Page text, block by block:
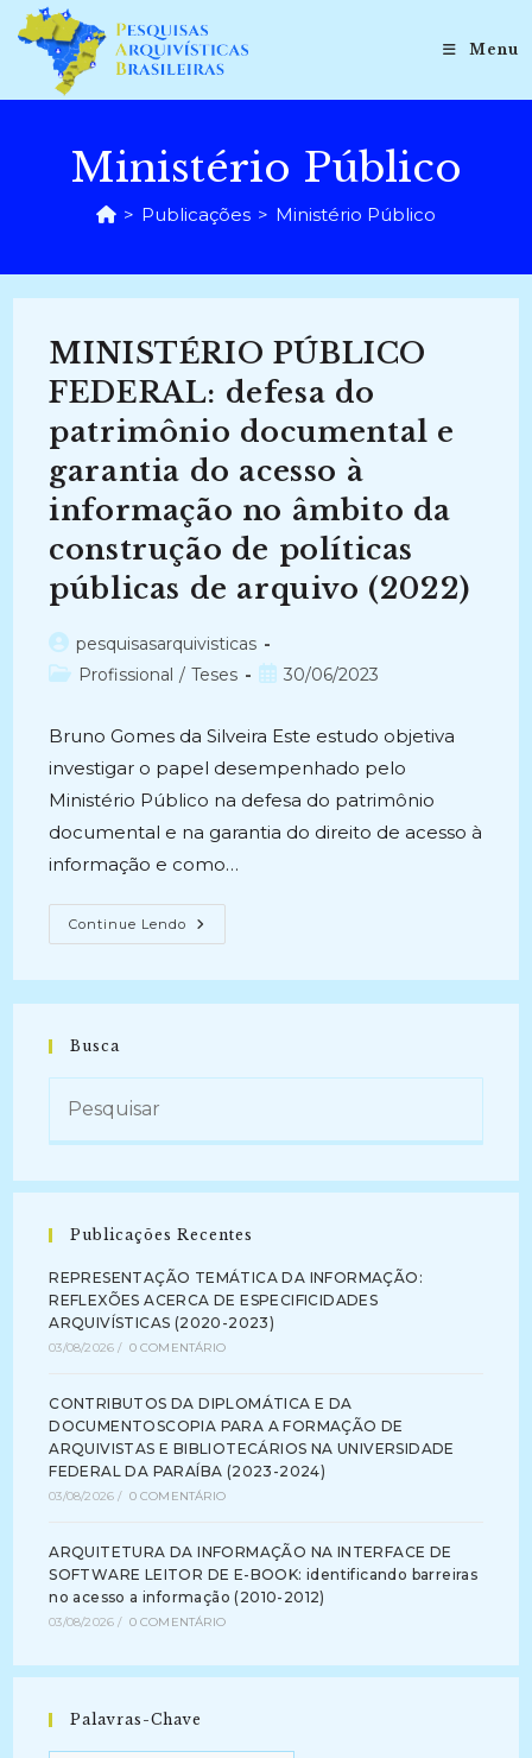
para
conteúdo
Menu
Ministério Público
> Publicações > Ministério Público
MINISTÉRIO PÚBLICO
FEDERAL: defesa do
patrimônio documental e
garantia do acesso à
informação no âmbito da
construção de políticas
públicas de arquivo (2022)
Autor
do
pesquisasarquivisticas
Categoria
Profissional / Teses
Post30/06/2023
Bruno Gomes da Silveira Este estudo objetiva
investigar o papel desempenhado pelo
Ministério Público na defesa do patrimônio
documental e na garantia do direito de acesso à
informação e como…
Continue Lendo MINISTÉRIO
PÚBLICO
Patrimônio
Do
No
Construção
Políticas
Públicas
Arquivo
(2022)
Busca
Publicações Recentes
REPRESENTAÇÃO TEMÁTICA DA INFORMAÇÃO:
REFLEXÕES ACERCA DE ESPECIFICIDADES
ARQUIVÍSTICAS (2020-2023)
03/08/2026 / 0 COMENTÁRIO
CONTRIBUTOS DA DIPLOMÁTICA E DA
DOCUMENTOSCOPIA PARA A FORMAÇÃO DE
ARQUIVISTAS E BIBLIOTECÁRIOS NA UNIVERSIDADE
FEDERAL DA PARAÍBA (2023-2024)
03/08/2026 / 0 COMENTÁRIO
ARQUITETURA DA INFORMAÇÃO NA INTERFACE DE
SOFTWARE LEITOR DE E-BOOK: identificando barreiras
no acesso a informação (2010-2012)
03/08/2026 / 0 COMENTÁRIO
Palavras-Chave